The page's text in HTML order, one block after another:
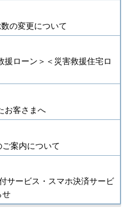
の変更について
ローン＞＜災害救援住宅ロ
お客さまへ
案内について
サービス・スマホ決済サービ
せ